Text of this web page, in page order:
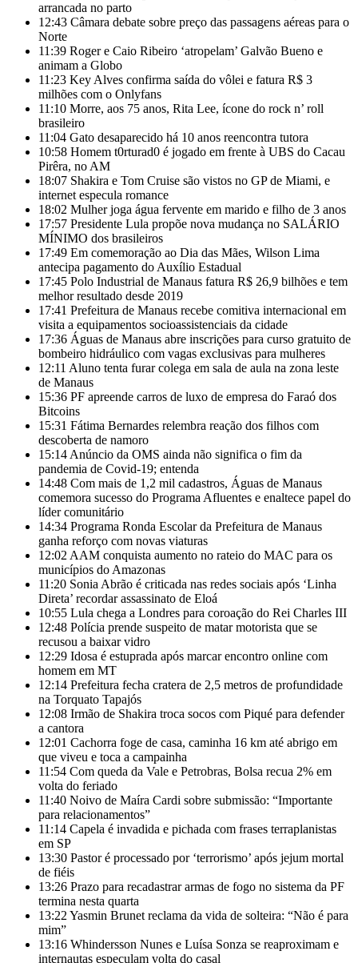
arrancada no parto
12:43 Câmara debate sobre preço das passagens aéreas para o
Norte
11:39 Roger e Caio Ribeiro ‘atropelam’ Galvão Bueno e
animam a Globo
11:23 Key Alves confirma saída do vôlei e fatura R$ 3
milhões com o Onlyfans
11:10 Morre, aos 75 anos, Rita Lee, ícone do rock n’ roll
brasileiro
11:04 Gato desaparecido há 10 anos reencontra tutora
10:58 Homem t0rturad0 é jogado em frente à UBS do Cacau
Pirêra, no AM
18:07 Shakira e Tom Cruise são vistos no GP de Miami, e
internet especula romance
18:02 Mulher joga água fervente em marido e filho de 3 anos
17:57 Presidente Lula propõe nova mudança no SALÁRIO
MÍNIMO dos brasileiros
17:49 Em comemoração ao Dia das Mães, Wilson Lima
antecipa pagamento do Auxílio Estadual
17:45 Polo Industrial de Manaus fatura R$ 26,9 bilhões e tem
melhor resultado desde 2019
17:41 Prefeitura de Manaus recebe comitiva internacional em
visita a equipamentos socioassistenciais da cidade
17:36 Águas de Manaus abre inscrições para curso gratuito de
bombeiro hidráulico com vagas exclusivas para mulheres
12:11 Aluno tenta furar colega em sala de aula na zona leste
de Manaus
15:36 PF apreende carros de luxo de empresa do Faraó dos
Bitcoins
15:31 Fátima Bernardes relembra reação dos filhos com
descoberta de namoro
15:14 Anúncio da OMS ainda não significa o fim da
pandemia de Covid-19; entenda
14:48 Com mais de 1,2 mil cadastros, Águas de Manaus
comemora sucesso do Programa Afluentes e enaltece papel do
líder comunitário
14:34 Programa Ronda Escolar da Prefeitura de Manaus
ganha reforço com novas viaturas
12:02 AAM conquista aumento no rateio do MAC para os
municípios do Amazonas
11:20 Sonia Abrão é criticada nas redes sociais após ‘Linha
Direta’ recordar assassinato de Eloá
10:55 Lula chega a Londres para coroação do Rei Charles III
12:48 Polícia prende suspeito de matar motorista que se
recusou a baixar vidro
12:29 Idosa é estuprada após marcar encontro online com
homem em MT
12:14 Prefeitura fecha cratera de 2,5 metros de profundidade
na Torquato Tapajós
12:08 Irmão de Shakira troca socos com Piqué para defender
a cantora
12:01 Cachorra foge de casa, caminha 16 km até abrigo em
que viveu e toca a campainha
11:54 Com queda da Vale e Petrobras, Bolsa recua 2% em
volta do feriado
11:40 Noivo de Maíra Cardi sobre submissão: “Importante
para relacionamentos”
11:14 Capela é invadida e pichada com frases terraplanistas
em SP
13:30 Pastor é processado por ‘terrorismo’ após jejum mortal
de fiéis
13:26 Prazo para recadastrar armas de fogo no sistema da PF
termina nesta quarta
13:22 Yasmin Brunet reclama da vida de solteira: “Não é para
mim”
13:16 Whindersson Nunes e Luísa Sonza se reaproximam e
internautas especulam volta do casal